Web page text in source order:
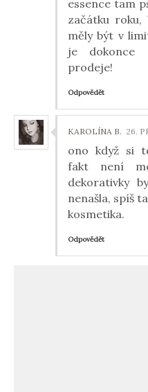
essence tam
začátku roku,
měly být v
je dokonce
prodeje!
Odpovědět
KAROLÍNA B. 26.
ono když si
fakt není
dekorativky
nenašla, spíš
kosmetika.
Odpovědět